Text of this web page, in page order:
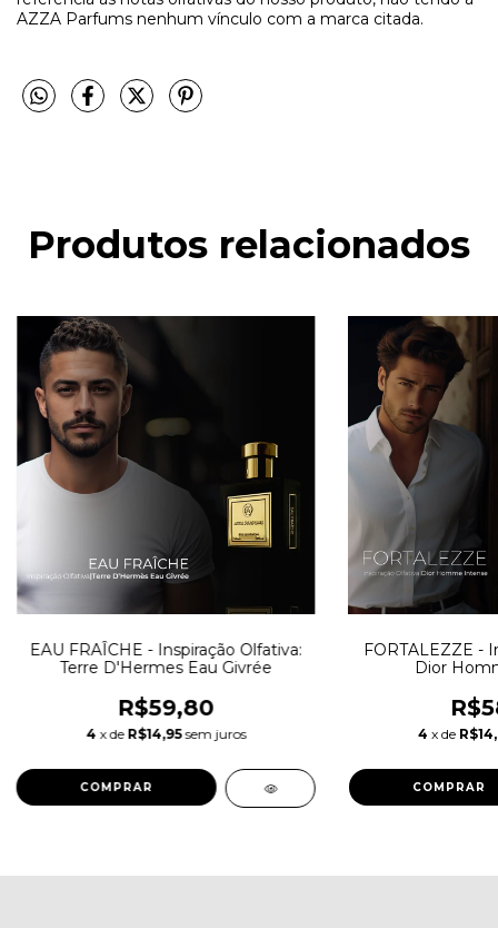
AZZA Parfums nenhum vínculo com a marca citada.
Produtos relacionados
EAU FRAÎCHE - Inspiração Olfativa:
Terre D'Hermes Eau Givrée
R$59,80
4 x de R$14,95 sem juros
COMPRAR
FORTALEZZE -
Dior
4 x de
COMPRAR